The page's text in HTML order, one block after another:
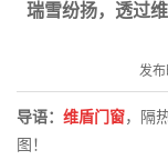
瑞雪纷扬，透过
发布
导语： 维盾门窗，隔
图！